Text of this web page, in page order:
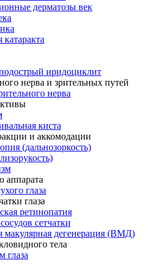
дерматозы век
катаракта
иридоциклит
нерва и зрительных путей
нерва
киста
и аккомодации
(дальнозоркость)
аппарата
глаза
глаза
ретинопатия
сетчатки
макулярная дегенерация (ВМД)
тела
глаза